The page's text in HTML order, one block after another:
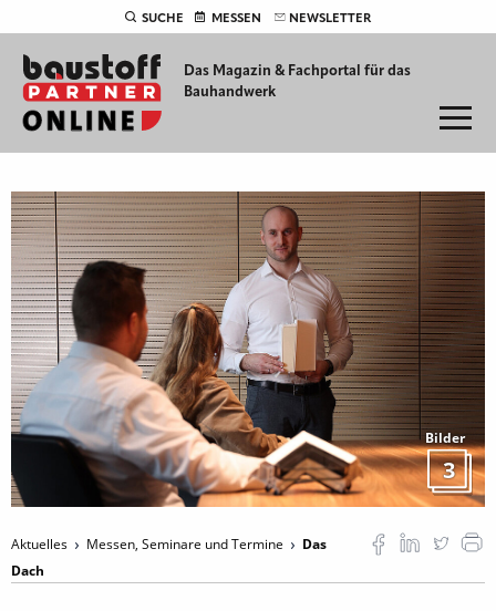
SUCHE MESSEN NEWSLETTER
Das Magazin & Fachportal für das
Bauhandwerk
Bilder
3
Aktuelles Messen, Seminare und Termine
Das
Dach